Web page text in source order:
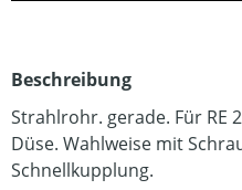
Beschreibung
Strahlrohr. gerade. Für RE
Düse. Wahlweise mit
Schnellkupplung.